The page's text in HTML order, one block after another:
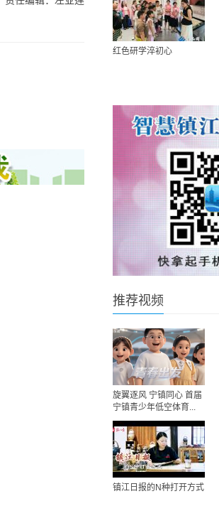
红色研学淬初心
推荐视频
旋翼逐风 宁镇同心 首届
宁镇青少年低空体育...
镇江日报的N种打开方式